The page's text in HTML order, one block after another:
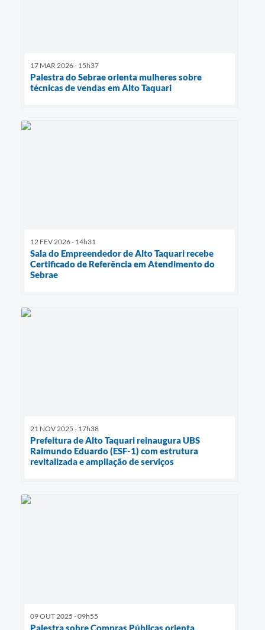
17 MAR 2026 - 15h37
Palestra do Sebrae orienta mulheres sobre
técnicas de vendas em Alto Taquari
12 FEV 2026 - 14h31
Sala do Empreendedor de Alto Taquari recebe
Certificado de Referência em Atendimento do
Sebrae
21 NOV 2025 - 17h38
Prefeitura de Alto Taquari reinaugura UBS
Raimundo Eduardo (ESF-1) com estrutura
revitalizada e ampliação de serviços
09 OUT 2025 - 09h55
Palestra sobre Compras Públicas orienta